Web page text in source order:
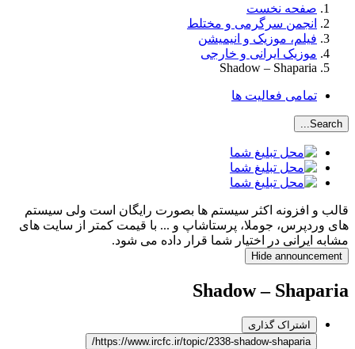
صفحه نخست
انجمن سرگرمی و مختلط
فیلم، موزیک و انیمیشن
موزیک ایرانی و خارجی
Shadow – Shaparia
تمامی فعالیت ها
Search...
قالب و افزونه اکثر سیستم ها بصورت رایگان است ولی سیستم
های وردپرس، جوملا، پرستاشاپ و ... با قیمت کمتر از سایت های
مشابه ایرانی در اختیار شما قرار داده می شود.
Hide announcement
Shadow – Shaparia
اشتراک گذاری
https://www.ircfc.ir/topic/2338-shadow-shaparia/